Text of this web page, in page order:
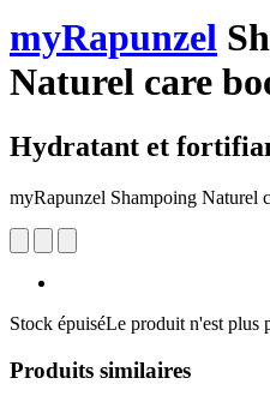
myRapunzel
Naturel care
Hydratant et
myRapunzel Shampoing Naturel
Stock épuiséLe produit n'est plus
Produits similaires